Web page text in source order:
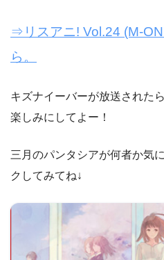
⇒リスアニ! Vol.24 (M-
ら。
キズナイーバーが放送された
楽しみにしてよー！
三月のパンタシアが何者か気
クしてみてね↓